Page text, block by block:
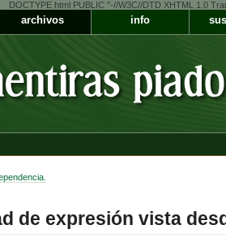
DOCTYPE html PUBLIC "-//W3C//DTD XHTML 1.0
archivos info
de expresión vista